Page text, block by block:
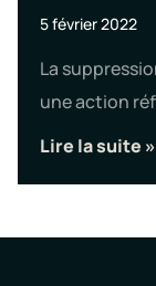
5 février 2022
La
une action
Lire la suite »